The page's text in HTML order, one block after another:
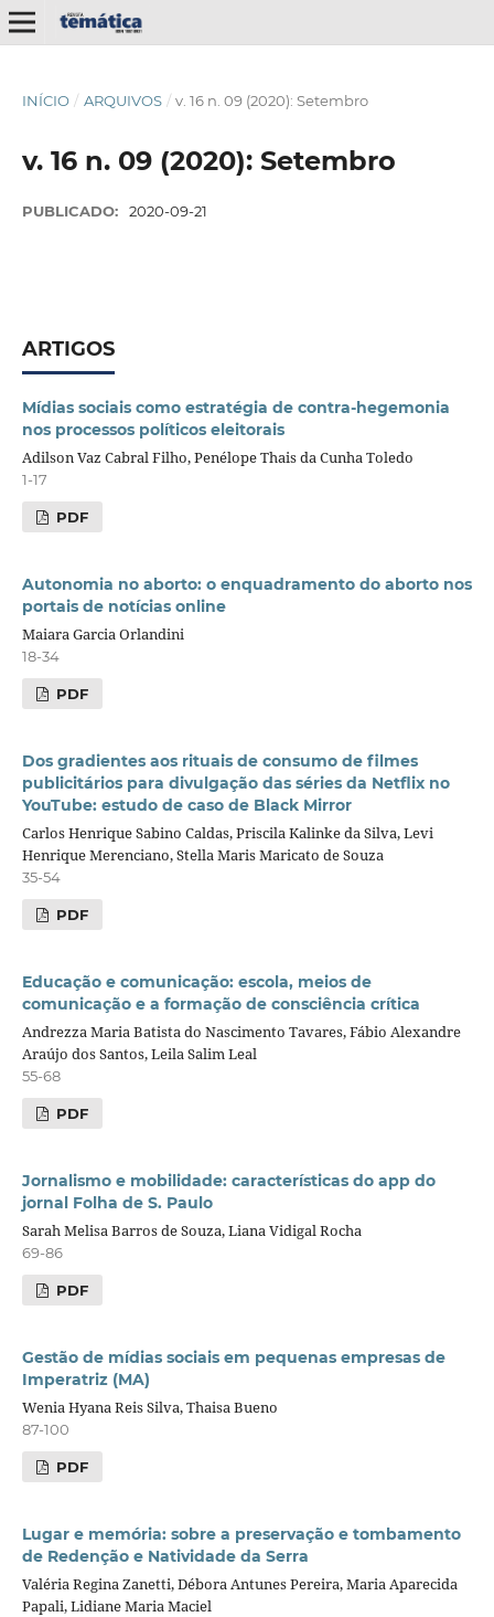
INÍCIO / ARQUIVOS / v. 16 n. 09 (2020): Setembro
v. 16 n. 09 (2020): Setembro
PUBLICADO: 2020-09-21
ARTIGOS
Mídias sociais como estratégia de contra-hegemonia
nos processos políticos eleitorais
Adilson Vaz Cabral Filho, Penélope Thais da Cunha Toledo
1-17
PDF
Autonomia no aborto: o enquadramento do aborto nos
portais de notícias online
Maiara Garcia Orlandini
18-34
PDF
Dos gradientes aos rituais de consumo de filmes
publicitários para divulgação das séries da Netflix no
YouTube: estudo de caso de Black Mirror
Carlos Henrique Sabino Caldas, Priscila Kalinke da Silva, Levi
Henrique Merenciano, Stella Maris Maricato de Souza
35-54
PDF
Educação e comunicação: escola, meios de
comunicação e a formação de consciência crítica
Andrezza Maria Batista do Nascimento Tavares, Fábio Alexandre
Araújo dos Santos, Leila Salim Leal
55-68
PDF
Jornalismo e mobilidade: características do app do
jornal Folha de S. Paulo
Sarah Melisa Barros de Souza, Liana Vidigal Rocha
69-86
PDF
Gestão de mídias sociais em pequenas empresas de
Imperatriz (MA)
Wenia Hyana Reis Silva, Thaisa Bueno
87-100
PDF
Lugar e memória: sobre a preservação e tombamento
de Redenção e Natividade da Serra
Valéria Regina Zanetti, Débora Antunes Pereira, Maria Aparecida
Papali, Lidiane Maria Maciel